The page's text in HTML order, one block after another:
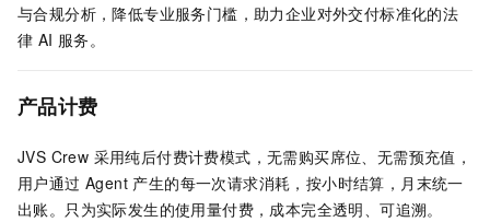
与合规分析，降低专业服务门槛，助力企业对外交付标准化的法
律 AI 服务。
产品计费
JVS Crew 采用纯后付费计费模式，无需购买席位、无需预充值，
用户通过 Agent 产生的每一次请求消耗，按小时结算，月末统一
出账。只为实际发生的使用量付费，成本完全透明、可追溯。